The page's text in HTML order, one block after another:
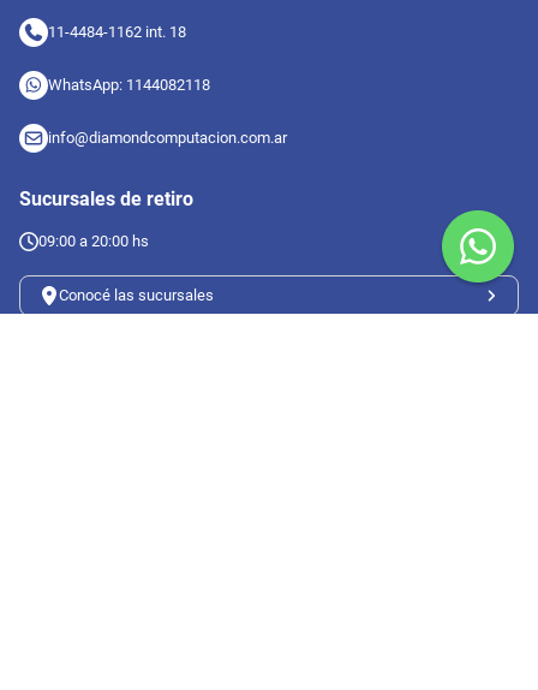
11-4484-1162 int. 18
WhatsApp: 1144082118
info@diamondcomputacion.com.ar
Sucursales de retiro
09:00 a 20:00 hs
Conocé las sucursales